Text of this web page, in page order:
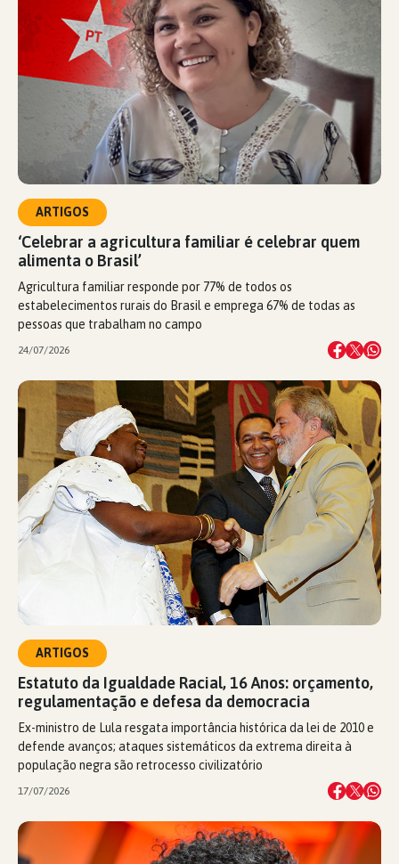
ARTIGOS
‘Celebrar a agricultura familiar é celebrar quem
alimenta o Brasil’
Agricultura familiar responde por 77% de todos os
estabelecimentos rurais do Brasil e emprega 67% de todas as
pessoas que trabalham no campo
24/07/2026
ARTIGOS
Estatuto da Igualdade Racial, 16 Anos: orçamento,
regulamentação e defesa da democracia
Ex-ministro de Lula resgata importância histórica da lei de 2010 e
defende avanços; ataques sistemáticos da extrema direita à
população negra são retrocesso civilizatório
17/07/2026